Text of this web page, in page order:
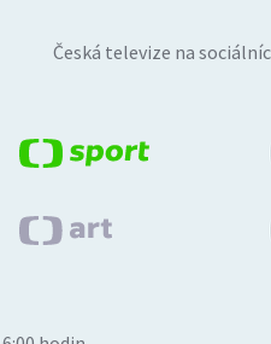
Česká televize na